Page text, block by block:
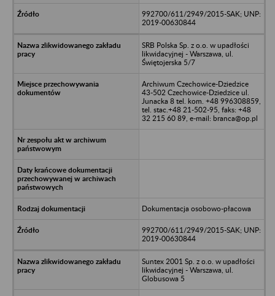
992700/611/2949/2015-SAK; UNP:
2019-00630844
SRB Polska Sp. z o.o. w upadłości
likwidacyjnej - Warszawa, ul.
Świętojerska 5/7
Archiwum Czechowice-Dziedzice
43-502 Czechowice-Dziedzice ul.
Junacka 8 tel. kom. +48 996308859,
tel. stac.+48 21-502-95, faks: +48
32 215 60 89, e-mail: branca@op.pl
Dokumentacja osobowo-płacowa
992700/611/2949/2015-SAK; UNP:
2019-00630844
Suntex 2001 Sp. z o.o. w upadłości
likwidacyjnej - Warszawa, ul.
Globusowa 5